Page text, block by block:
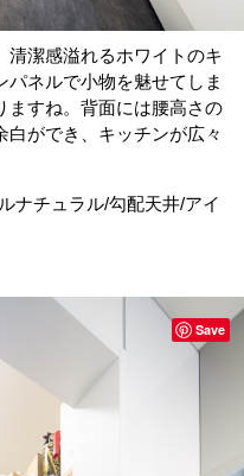
清潔感溢れるホワイトのキ
パネルで小物を魅せてしま
ますね。背面には腰高さの
白ができ、キッチンが広々
ナチュラル/勾配天井/アイ
Save